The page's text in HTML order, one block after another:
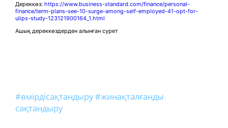
Дереккөз: https://www.business-standard.com/finance/personal-
finance/term-plans-see-10-surge-among-self-employed-41-opt-for-
ulips-study-123121900164_1.html
Ашық дереккөздерден алынған сурет
#өмірдісақтандыру#жинақталғанды
сақтандыру